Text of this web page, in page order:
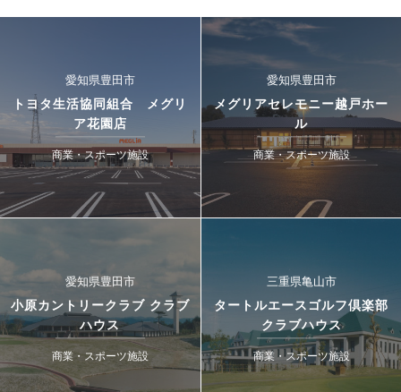
愛知県豊田市
トヨタ生活協同組合 メグリ
ア花園店
商業・スポーツ施設
愛知県豊田市
メグリアセレモニー越戸ホー
ル
商業・スポーツ施設
愛知県豊田市
小原カントリークラブ クラブ
ハウス
商業・スポーツ施設
三重県亀山市
タートルエースゴルフ倶楽部
クラブハウス
商業・スポーツ施設